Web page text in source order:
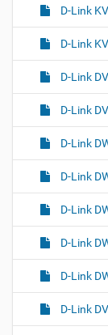
D-Link
D-Link
D-Link
D-Link
D-Link
D-Link
D-Link
D-Link
D-Link
D-Link